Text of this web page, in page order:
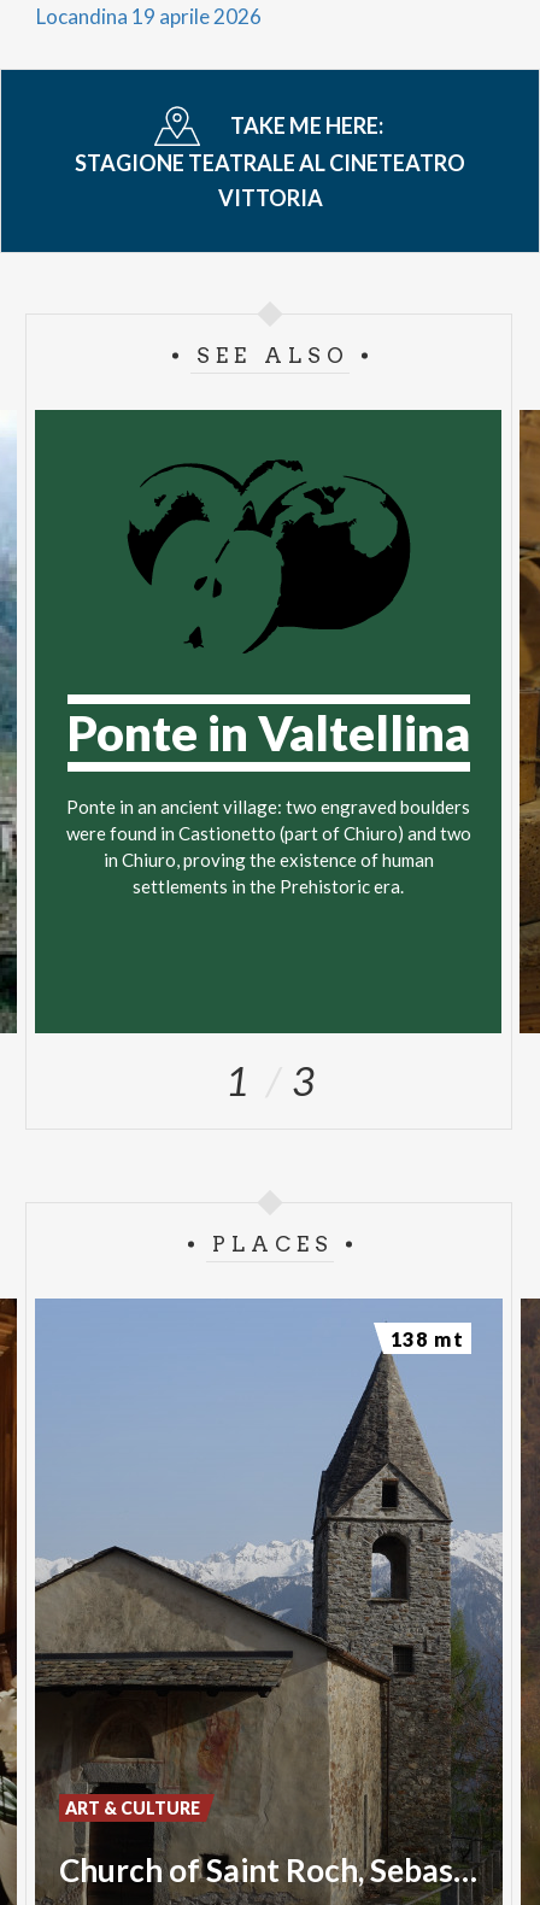
Locandina 19 aprile 2026
TAKE ME HERE:
STAGIONE TEATRALE AL CINETEATRO
VITTORIA
SEE ALSO
Ponte in Valtellina
Ponte in an ancient village: two engraved boulders
were found in Castionetto (part of Chiuro) and two
in Chiuro, proving the existence of human
settlements in the Prehistoric era.
1 3
PLACES
Church of Saint Roch, Sebastian and Christopher
ART & CULTURE
138 mt